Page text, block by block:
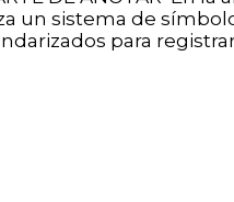
un sistema de
para